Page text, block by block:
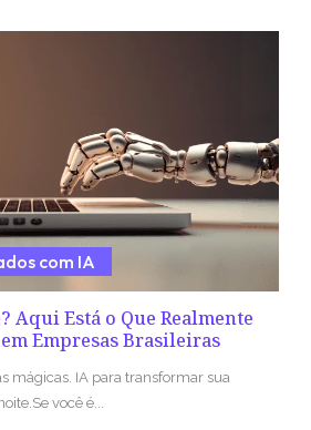
Aqui Está o Que Realmente
Empresas Brasileiras
com IA
mágicas. IA para transformar sua
você é...